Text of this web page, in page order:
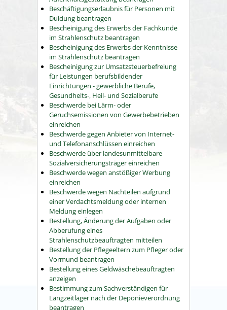
Beschäftigungserlaubnis für Personen mit
Duldung beantragen
Bescheinigung des Erwerbs der Fachkunde
im Strahlenschutz beantragen
Bescheinigung des Erwerbs der Kenntnisse
im Strahlenschutz beantragen
Bescheinigung zur Umsatzsteuerbefreiung
für Leistungen berufsbildender
Einrichtungen - gewerbliche Berufe,
Gesundheits-, Heil- und Sozialberufe
Beschwerde bei Lärm- oder
Geruchsemissionen von Gewerbebetrieben
einreichen
Beschwerde gegen Anbieter von Internet-
und Telefonanschlüssen einreichen
Beschwerde über landesunmittelbare
Sozialversicherungsträger einreichen
Beschwerde wegen anstößiger Werbung
einreichen
Beschwerde wegen Nachteilen aufgrund
einer Verdachtsmeldung oder internen
Meldung einlegen
Bestellung, Änderung der Aufgaben oder
Abberufung eines
Strahlenschutzbeauftragten mitteilen
Bestellung der Pflegeeltern zum Pfleger oder
Vormund beantragen
Bestellung eines Geldwäschebeauftragten
anzeigen
Bestimmung zum Sachverständigen für
Langzeitlager nach der Deponieverordnung
beantragen